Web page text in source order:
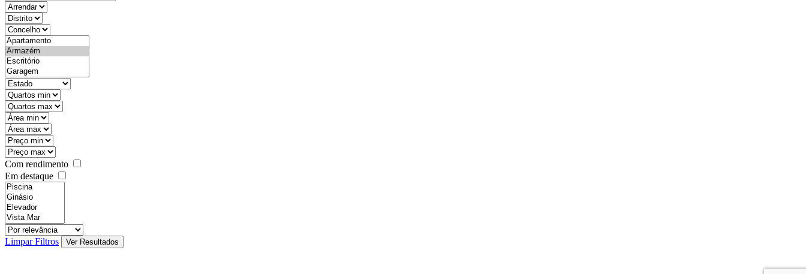
objective
districtId
countyId
types
state
mintypo
maxtypo
minarea
maxarea
minprice
maxprice
Com rendimento
Em destaque
features
realestateOrder
Limpar Filtros
Ver Resultados